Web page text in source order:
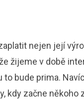
nejen její
žijeme v době
to bude prima.
kdy začne